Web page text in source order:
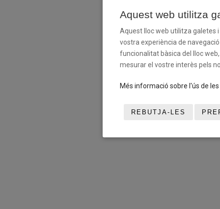
Aquest web utilitza
Aquest lloc web utilitza galetes
vostra experiència de
funcionalitat bàsica del lloc
mesurar el vostre interès pels
Més informació sobre l'ús de
REBUTJA-LES